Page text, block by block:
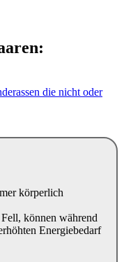
die nicht oder
körperlich
können während
Energiebedarf